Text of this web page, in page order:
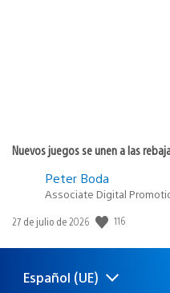
Nuevos juegos se unen a las
Peter Boda
Associate Digital
Fecha
publicación:
27 de julio de 2026 116
Selecciona
Región
Español (UE)